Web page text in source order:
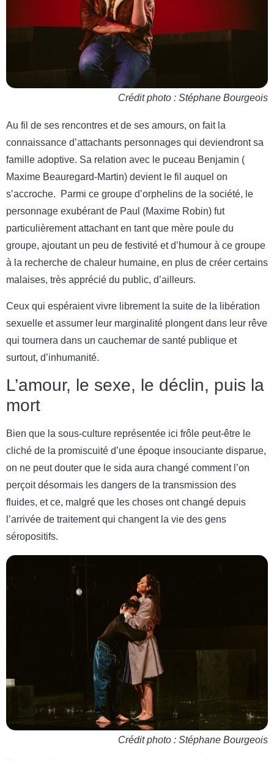
Crédit photo : Stéphane Bourgeois
Au fil de ses rencontres et de ses amours, on fait la
connaissance d’attachants personnages qui deviendront sa
famille adoptive. Sa relation avec le puceau Benjamin (
Maxime Beauregard-Martin) devient le fil auquel on
s’accroche. Parmi ce groupe d’orphelins de la société, le
personnage exubérant de Paul (Maxime Robin) fut
particulièrement attachant en tant que mère poule du
groupe, ajoutant un peu de festivité et d’humour à ce groupe
à la recherche de chaleur humaine, en plus de créer certains
malaises, très apprécié du public, d’ailleurs.
Ceux qui espéraient vivre librement la suite de la libération
sexuelle et assumer leur marginalité plongent dans leur rêve
qui tournera dans un cauchemar de santé publique et
surtout, d’inhumanité.
L’amour, le sexe, le déclin, puis la
mort
Bien que la sous-culture représentée ici frôle peut-être le
cliché de la promiscuité d’une époque insouciante disparue,
on ne peut douter que le sida aura changé comment l’on
perçoit désormais les dangers de la transmission des
fluides, et ce, malgré que les choses ont changé depuis
l’arrivée de traitement qui changent la vie des gens
séropositifs.
Crédit photo : Stéphane Bourgeois